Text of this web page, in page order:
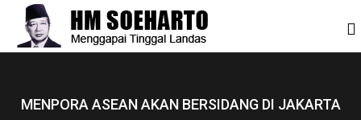
MENPORA ASEAN AKAN BERSIDANG DI JAKARTA